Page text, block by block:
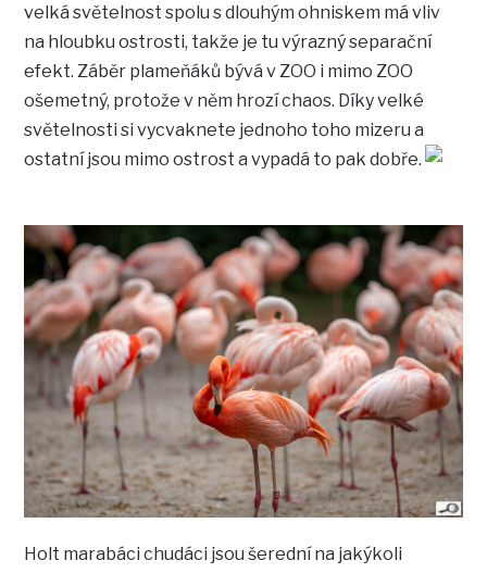
velká světelnost spolu s dlouhým ohniskem má vliv
na hloubku ostrosti, takže je tu výrazný separační
efekt. Záběr plameňáků bývá v ZOO i mimo ZOO
ošemetný, protože v něm hrozí chaos. Díky velké
světelnosti si vycvaknete jednoho toho mizeru a
ostatní jsou mimo ostrost a vypadá to pak dobře.
Holt marabáci chudáci jsou šerední na jakýkoli